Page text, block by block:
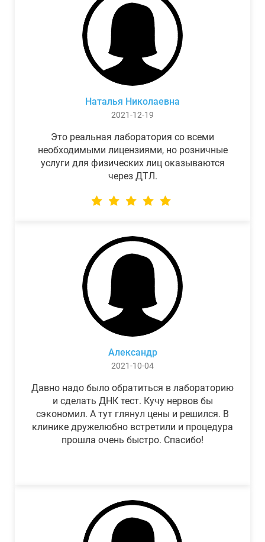
Наталья Николаевна
2021-12-19
Это реальная лаборатория со всеми
необходимыми лицензиями, но розничные
услуги для физических лиц оказываются
через ДТЛ.
Александр
2021-10-04
Давно надо было обратиться в лабораторию
и сделать ДНК тест. Кучу нервов бы
сэкономил. А тут глянул цены и решился. В
клинике дружелюбно встретили и процедура
прошла очень быстро. Спасибо!